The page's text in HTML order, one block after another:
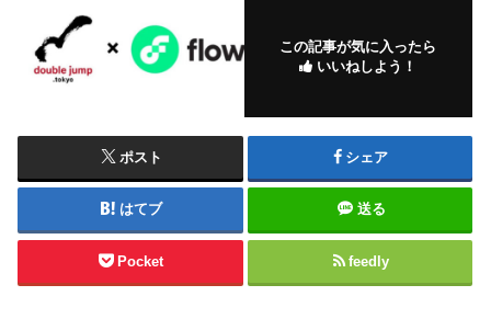
この記事が気に入ったら
いいねしよう！
ポスト シェア
はてブ 送る
Pocket feedly